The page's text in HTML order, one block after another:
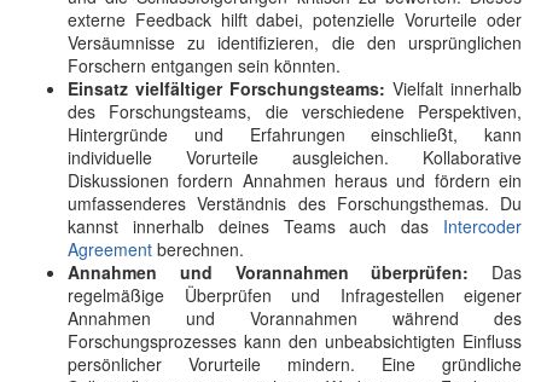
externe Feedback hilft dabei, potenzielle Vorurteile oder
Versäumnisse zu identifizieren, die den ursprünglichen
Forschern entgangen sein könnten.
Einsatz vielfältiger Forschungsteams: Vielfalt innerhalb
des Forschungsteams, die verschiedene Perspektiven,
Hintergründe und Erfahrungen einschließt, kann
individuelle Vorurteile ausgleichen. Kollaborative
Diskussionen fordern Annahmen heraus und fördern ein
umfassenderes Verständnis des Forschungsthemas. Du
kannst innerhalb deines Teams auch das Intercoder
Agreement berechnen.
Annahmen und Vorannahmen überprüfen: Das
regelmäßige Überprüfen und Infragestellen eigener
Annahmen und Vorannahmen während des
Forschungsprozesses kann den unbeabsichtigten Einfluss
persönlicher Vorurteile mindern. Eine gründliche